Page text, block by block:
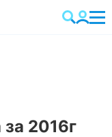
2016г